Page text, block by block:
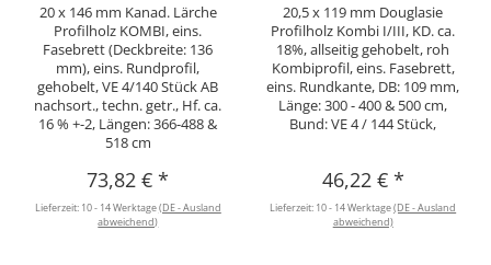
20 x 146 mm Kanad. Lärche
Profilholz KOMBI, eins.
Fasebrett (Deckbreite: 136
mm), eins. Rundprofil,
gehobelt, VE 4/140 Stück AB
nachsort., techn. getr., Hf. ca.
16 % +-2, Längen: 366-488 &
518 cm
73,82 €*
Lieferzeit: 10 - 14 Werktage(DE - Ausland
abweichend)
20,5 x 119 mm Douglasie
Profilholz Kombi I/III, KD. ca.
18%, allseitig gehobelt, roh
Kombiprofil, eins. Fasebrett,
eins. Rundkante, DB: 109 mm,
Länge: 300 - 400 & 500 cm,
Bund: VE 4 / 144 Stück,
46,22 € *
Lieferzeit: 10 - 14 Werktage(DE - Ausland
abweichend)